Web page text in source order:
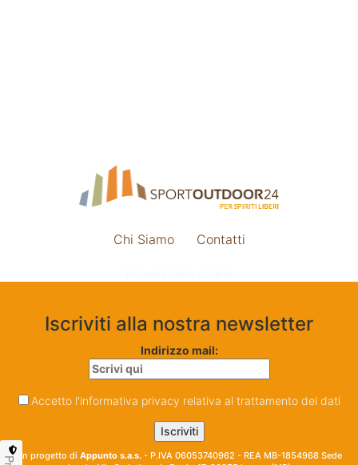
Chi Siamo Contatti
Iscriviti alla nostra newsletter
Indirizzo mail:
Accetto l'informativa privacy relativa al trattamento dei dati
Un progetto di Appunto s.a.s. - P.IVA 06053740962 - REA MB-1854968 Sede